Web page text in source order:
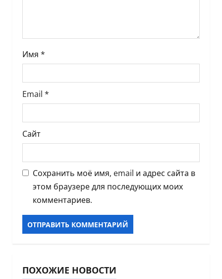
я
м
Имя *
Email *
Сайт
Сохранить моё имя, email и адрес сайта в
этом браузере для последующих моих
комментариев.
ПОХОЖИЕ НОВОСТИ